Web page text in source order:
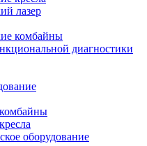
лазер
комбайны
диагностики
оборудование